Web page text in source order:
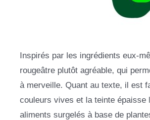
Inspirés par les ingrédients eux-
rougeâtre plutôt agréable, qui
à merveille. Quant au texte, il est
couleurs vives et la teinte épaisse
aliments surgelés à base de